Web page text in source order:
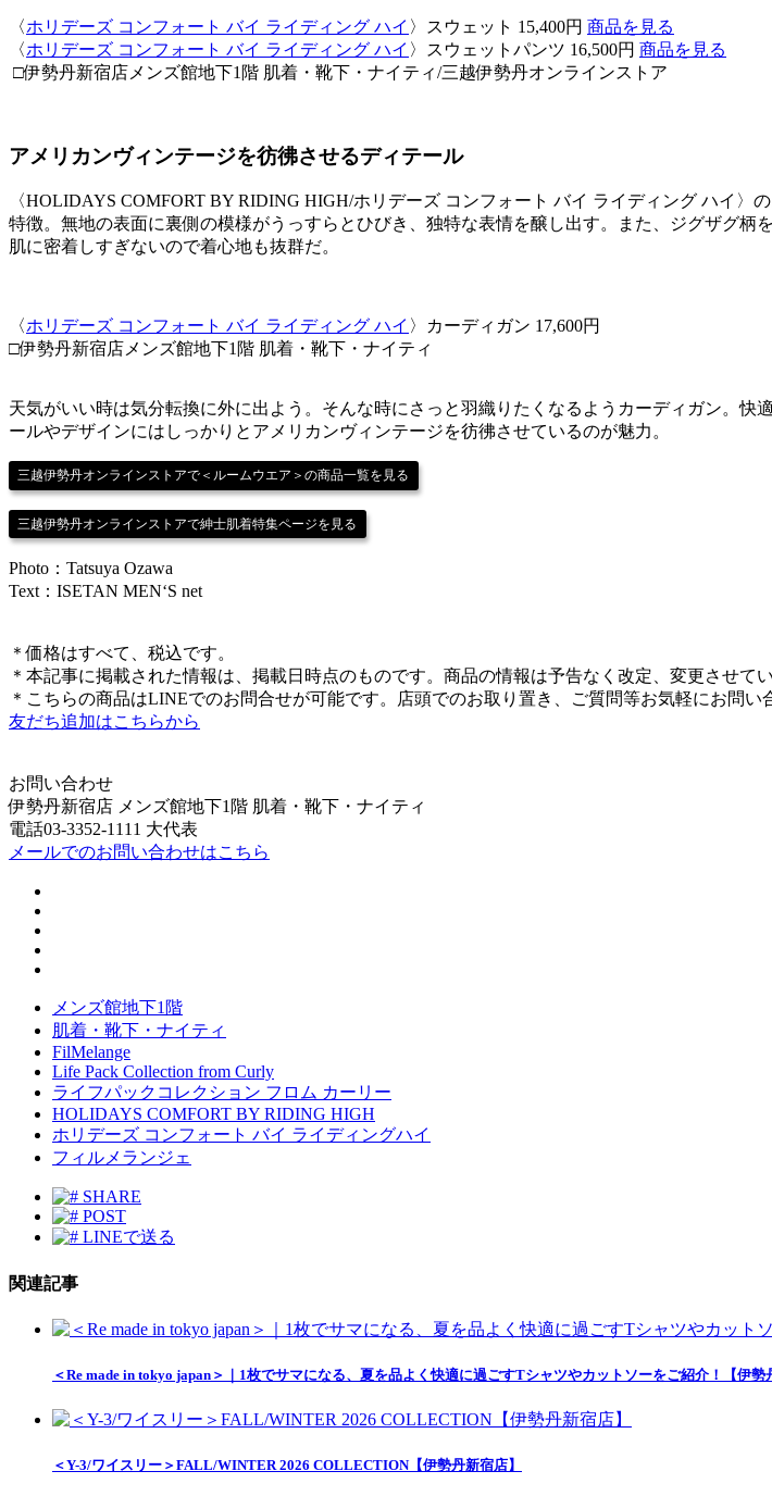
〈ホリデーズ コンフォート バイ ライディング ハイ 〉スウェット 15,400円 商品を見る
〈ホリデーズ コンフォート バイ ライディング ハイ 〉スウェットパンツ 16,500円 商品を見る
□伊勢丹新宿店メンズ館地下1階 肌着・靴下・ナイティ/三越伊勢丹オンラインストア
アメリカンヴィンテージを彷彿させるディテール
〈HOLIDAYS COMFORT BY RIDING HIGH/ホリデーズ コンフォート バイ ライディング ハイ
特徴。無地の表面に裏側の模様がうっすらとひびき、独特な表情を醸し出す。また、ジグザグ
肌に密着しすぎないので着心地も抜群だ。
〈ホリデーズ コンフォート バイ ライディング ハイ 〉カーディガン 17,600円
□伊勢丹新宿店メンズ館地下1階 肌着・靴下・ナイティ
天気がいい時は気分転換に外に出よう。そんな時にさっと羽織りたくなるようカーディガン。
ールやデザインにはしっかりとアメリカンヴィンテージを彷彿させているのが魅力。
三越伊勢丹オンラインストアで＜ルームウエア＞の商品一覧を見る
三越伊勢丹オンラインストアで紳士肌着特集ページを見る
Photo：Tatsuya Ozawa
Text：ISETAN MEN‘S net
＊価格はすべて、税込です。
＊本記事に掲載された情報は、掲載日時点のものです。商品の情報は予告なく改定、変更させて
＊こちらの商品はLINEでのお問合せが可能です。店頭でのお取り置き、ご質問等お気軽にお問い
友だち追加はこちらから
お問い合わせ
伊勢丹新宿店 メンズ館地下1階 肌着・靴下・ナイティ
電話03-3352-1111 大代表
メールでのお問い合わせはこちら
メンズ館地下1階
肌着・靴下・ナイティ
FilMelange
Life Pack Collection from Curly
ライフパックコレクション フロム カーリー
HOLIDAYS COMFORT BY RIDING HIGH
ホリデーズ コンフォート バイ ライディングハイ
フィルメランジェ
SHARE
POST
LINEで送る
関連記事
＜Re made in tokyo japan＞｜1枚でサマになる、夏を品よく快適に過ごすTシャツやカットソーをご紹介！【伊勢
＜Y-3/ワイスリー＞FALL/WINTER 2026 COLLECTION【伊勢丹新宿店】